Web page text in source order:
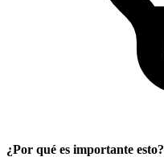
¿Por qué es importante esto?